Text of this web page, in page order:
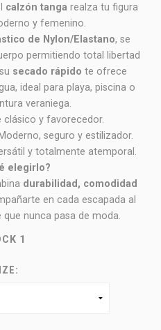
calzón tanga realza tu figura
y femenino.
de Nylon/Elastano, se
permitiendo total libertad
secado rápido te ofrece
ideal para playa, piscina o
veraniega.
clásico y favorecedor.
seguro y estilizador.
y totalmente atemporal.
elegirlo?
durabilidad, comodidad
en cada escapada al
nunca pasa de moda.
1